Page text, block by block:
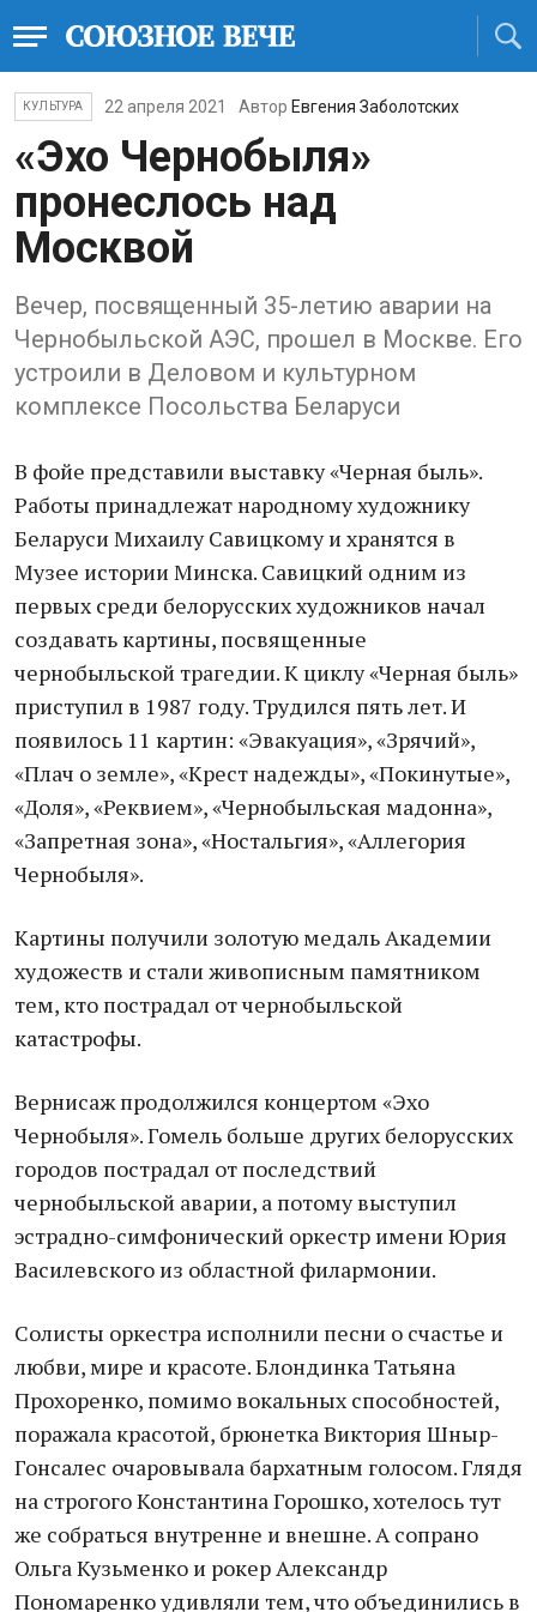
КУЛЬТУРА 22 апреля 2021 Автор Евгения Заболотских
«Эхо Чернобыля»
пронеслось над
Москвой
Вечер, посвященный 35-летию аварии на
Чернобыльской АЭС, прошел в Москве. Его
устроили в Деловом и культурном
комплексе Посольства Беларуси
В фойе представили выставку «Черная быль».
Работы принадлежат народному художнику
Беларуси Михаилу Савицкому и хранятся в
Музее истории Минска. Савицкий одним из
первых среди белорусских художников начал
создавать картины, посвященные
чернобыльской трагедии. К циклу «Черная быль»
приступил в 1987 году. Трудился пять лет. И
появилось 11 картин: «Эвакуация», «Зрячий»,
«Плач о земле», «Крест надежды», «Покинутые»,
«Доля», «Реквием», «Чернобыльская мадонна»,
«Запретная зона», «Ностальгия», «Аллегория
Чернобыля».
Картины получили золотую медаль Академии
художеств и стали живописным памятником
тем, кто пострадал от чернобыльской
катастрофы.
Вернисаж продолжился концертом «Эхо
Чернобыля». Гомель больше других белорусских
городов пострадал от последствий
чернобыльской аварии, а потому выступил
эстрадно-симфонический оркестр имени Юрия
Василевского из областной филармонии.
Солисты оркестра исполнили песни о счастье и
любви, мире и красоте. Блондинка Татьяна
Прохоренко, помимо вокальных способностей,
поражала красотой, брюнетка Виктория Шныр-
Гонсалес очаровывала бархатным голосом. Глядя
на строгого Константина Горошко, хотелось тут
же собраться внутренне и внешне. А сопрано
Ольга Кузьменко и рокер Александр
Пономаренко удивляли тем, что объединились в